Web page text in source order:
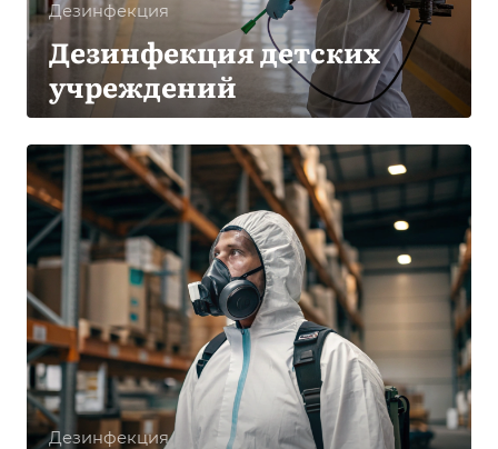
Дезинфекция
Дезинфекция детских
учреждений
Дезинфекция